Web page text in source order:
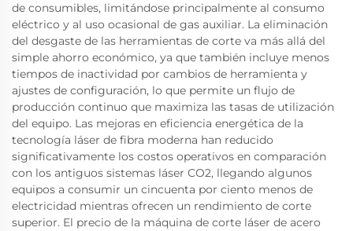
de consumibles, limitándose principalmente al consumo
eléctrico y al uso ocasional de gas auxiliar. La eliminación
del desgaste de las herramientas de corte va más allá del
simple ahorro económico, ya que también incluye menos
tiempos de inactividad por cambios de herramienta y
ajustes de configuración, lo que permite un flujo de
producción continuo que maximiza las tasas de utilización
del equipo. Las mejoras en eficiencia energética de la
tecnología láser de fibra moderna han reducido
significativamente los costos operativos en comparación
con los antiguos sistemas láser CO2, llegando algunos
equipos a consumir un cincuenta por ciento menos de
electricidad mientras ofrecen un rendimiento de corte
superior. El precio de la máquina de corte láser de acero